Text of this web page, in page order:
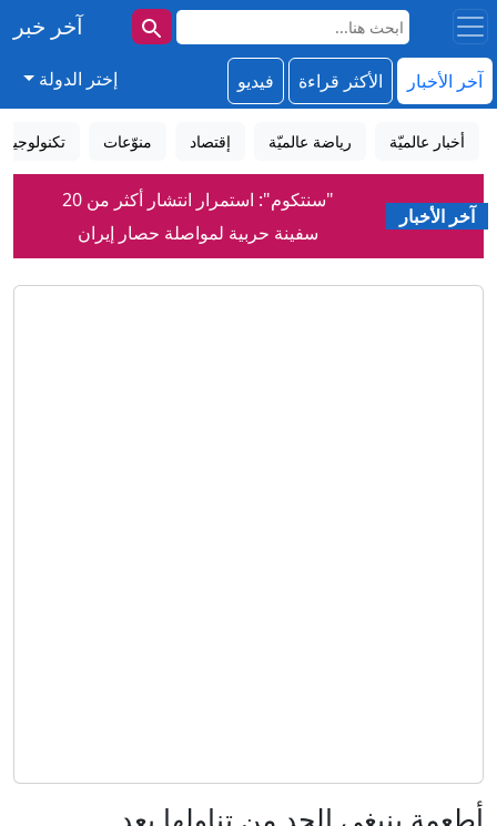
آخر خبر
آخر الأخبار الأكثر قراءة فيديو إختر الدولة
أخبار عالميّة رياضة عالميّة إقتصاد منوّعات تكنولوجيا
آخر الأخبار
"سنتكوم": استمرار انتشار أكثر من 20
سفينة حربية لمواصلة حصار إيران
تحليل..نتنياهو يعتقد أن إغضاب ترامب هو
أطعمة ينبغي الحد من تناولها بعد